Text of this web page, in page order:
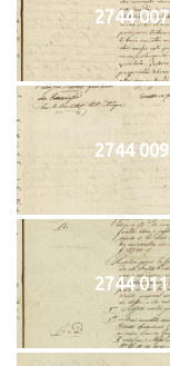
2744 007
2744 009
2744 011